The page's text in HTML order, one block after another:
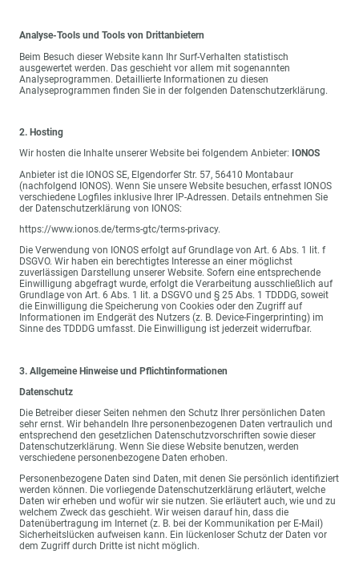
Analyse-Tools und Tools von Drittanbietern
Beim Besuch dieser Website kann Ihr Surf-Verhalten statistisch
ausgewertet werden. Das geschieht vor allem mit sogenannten
Analyseprogrammen. Detaillierte Informationen zu diesen
Analyseprogrammen finden Sie in der folgenden Datenschutzerklärung.
2. Hosting
Wir hosten die Inhalte unserer Website bei folgendem Anbieter: IONOS
Anbieter ist die IONOS SE, Elgendorfer Str. 57, 56410 Montabaur
(nachfolgend IONOS). Wenn Sie unsere Website besuchen, erfasst IONOS
verschiedene Logfiles inklusive Ihrer IP-Adressen. Details entnehmen Sie
der Datenschutzerklärung von IONOS:
https://www.ionos.de/terms-gtc/terms-privacy.
Die Verwendung von IONOS erfolgt auf Grundlage von Art. 6 Abs. 1 lit. f
DSGVO. Wir haben ein berechtigtes Interesse an einer möglichst
zuverlässigen Darstellung unserer Website. Sofern eine entsprechende
Einwilligung abgefragt wurde, erfolgt die Verarbeitung ausschließlich auf
Grundlage von Art. 6 Abs. 1 lit. a DSGVO und § 25 Abs. 1 TDDDG, soweit
die Einwilligung die Speicherung von Cookies oder den Zugriff auf
Informationen im Endgerät des Nutzers (z. B. Device-Fingerprinting) im
Sinne des TDDDG umfasst. Die Einwilligung ist jederzeit widerrufbar.
3. Allgemeine Hinweise und Pflichtinformationen
Datenschutz
Die Betreiber dieser Seiten nehmen den Schutz Ihrer persönlichen Daten
sehr ernst. Wir behandeln Ihre personenbezogenen Daten vertraulich und
entsprechend den gesetzlichen Datenschutzvorschriften sowie dieser
Datenschutzerklärung. Wenn Sie diese Website benutzen, werden
verschiedene personenbezogene Daten erhoben.
Personenbezogene Daten sind Daten, mit denen Sie persönlich identifiziert
werden können. Die vorliegende Datenschutzerklärung erläutert, welche
Daten wir erheben und wofür wir sie nutzen. Sie erläutert auch, wie und zu
welchem Zweck das geschieht. Wir weisen darauf hin, dass die
Datenübertragung im Internet (z. B. bei der Kommunikation per E-Mail)
Sicherheitslücken aufweisen kann. Ein lückenloser Schutz der Daten vor
dem Zugriff durch Dritte ist nicht möglich.